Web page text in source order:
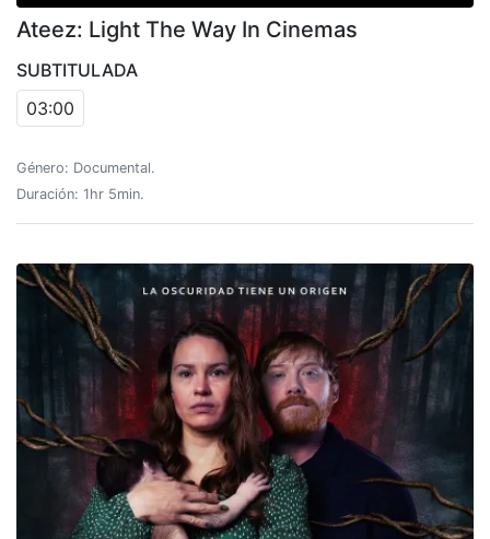
Ateez: Light The Way In Cinemas
SUBTITULADA
03:00
Género: Documental.
Duración: 1hr 5min.